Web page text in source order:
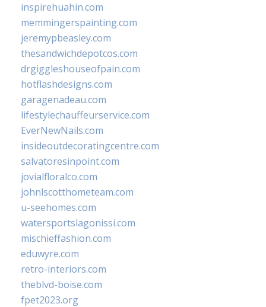
inspirehuahin.com
memmingerspainting.com
jeremypbeasley.com
thesandwichdepotcos.com
drgiggleshouseofpain.com
hotflashdesigns.com
garagenadeau.com
lifestylechauffeurservice.com
EverNewNails.com
insideoutdecoratingcentre.com
salvatoresinpoint.com
jovialfloralco.com
johnlscotthometeam.com
u-seehomes.com
watersportslagonissi.com
mischieffashion.com
eduwyre.com
retro-interiors.com
theblvd-boise.com
fpet2023.org